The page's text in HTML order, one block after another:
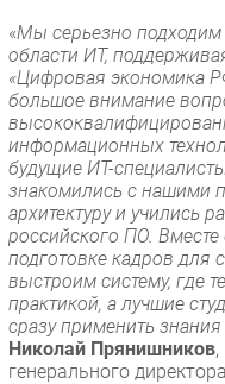
«Мы серьезно
области ИТ,
«Цифровая экономика
большое внимание
информационных
будущие ИТ-
знакомились с нашими
архитектуру и учились
российского ПО.
подготовке кадров
выстроим систему, где
практикой, а лучшие
сразу применить
Николай Прянишников
генерального